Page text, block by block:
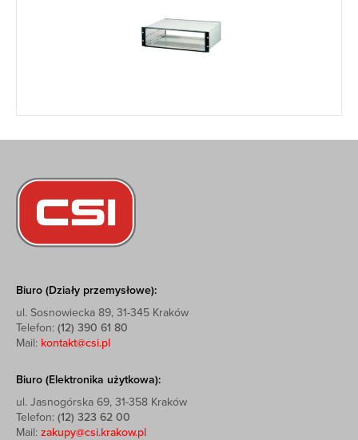
Biuro (Działy przemysłowe):
ul. Sosnowiecka 89, 31-345 Kraków
Telefon: (12) 390 61 80
Mail: kontakt@csi.pl
Biuro (Elektronika użytkowa):
ul. Jasnogórska 69, 31-358 Kraków
Telefon: (12) 323 62 00
Mail: zakupy@csi.krakow.pl